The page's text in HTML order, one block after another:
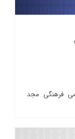
فرهنگی مجد